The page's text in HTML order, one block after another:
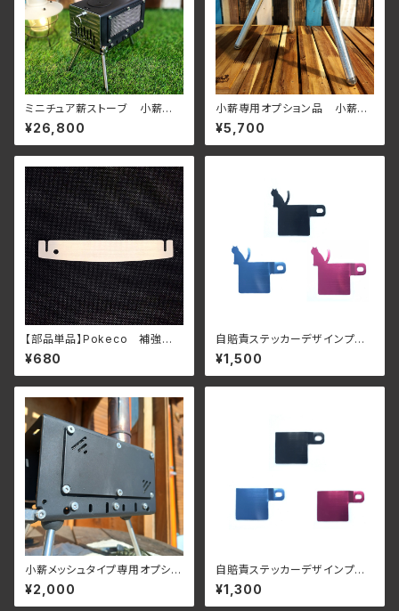
ミニチュア薪ストーブ 小薪 メ
ッシュタイプ
¥26,800
小薪専用オプション品 小薪の
くつした（3本入り）
¥5,700
【部品単品】Pokeco 補強
板 1個～
¥680
自賠責ステッカーデザインプレ
ート 猫
¥1,500
小薪メッシュタイプ専用オプショ
ン プロテクトプレート
¥2,000
自賠責ステッカーデザインプレ
ート シンプル
¥1,300